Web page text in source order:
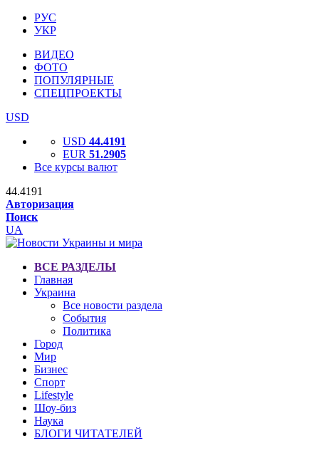
РУС
УКР
ВИДЕО
ФОТО
ПОПУЛЯРНЫЕ
СПЕЦПРОЕКТЫ
USD
USD 44.4191
EUR 51.2905
Все курсы валют
44.4191
Авторизация
Поиск
UA
ВСЕ РАЗДЕЛЫ
Главная
Украина
Все новости раздела
События
Политика
Город
Мир
Бизнес
Спорт
Lifestyle
Шоу-биз
Наука
БЛОГИ ЧИТАТЕЛЕЙ